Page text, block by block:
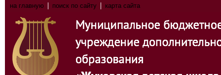
на главную поиск по сайту карта сайта